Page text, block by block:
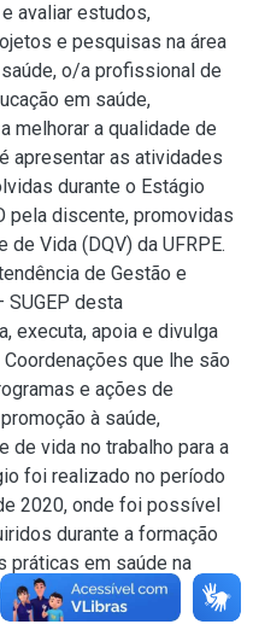
avaliar estudos,
e pesquisas na área
o/a profissional de
em saúde,
melhorar a qualidade de
apresentar as atividades
durante o Estágio
pela discente, promovidas
Vida (DQV) da UFRPE.
de Gestão e
desta
executa, apoia e divulga
que lhe são
e ações de
à saúde,
de vida no trabalho para a
foi realizado no período
2020, onde foi possível
durante a formação
práticas em saúde na
pessoas.